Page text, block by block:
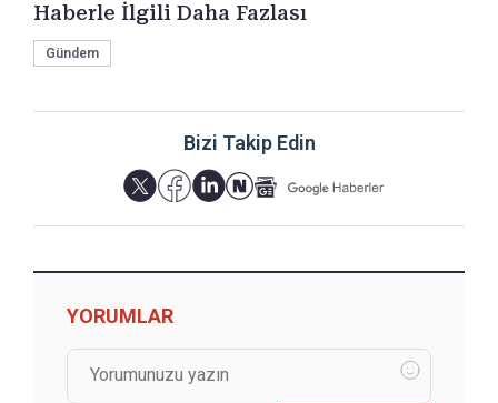
Haberle İlgili Daha Fazlası
Gündem
Bizi Takip Edin
YORUMLAR